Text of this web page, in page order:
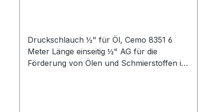
Druckschlauch ½" für Öl, Cemo 8351 6
Meter Länge einseitig ½" AG für die
Förderung von Ölen und Schmierstoffen in